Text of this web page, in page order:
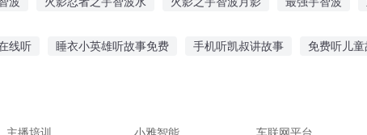
线听 睡衣小英雄听故事免费 手机听凯叔讲故事 免费听儿
主播培训 小雅智能 车联网平台